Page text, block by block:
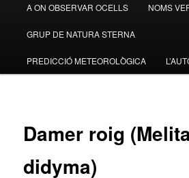
A ON OBSERVAR OCELLS NOMS
GRUP DE NATURA STERNA
PREDICCIÓ METEOROLÒGICA
Damer roig
didyma)